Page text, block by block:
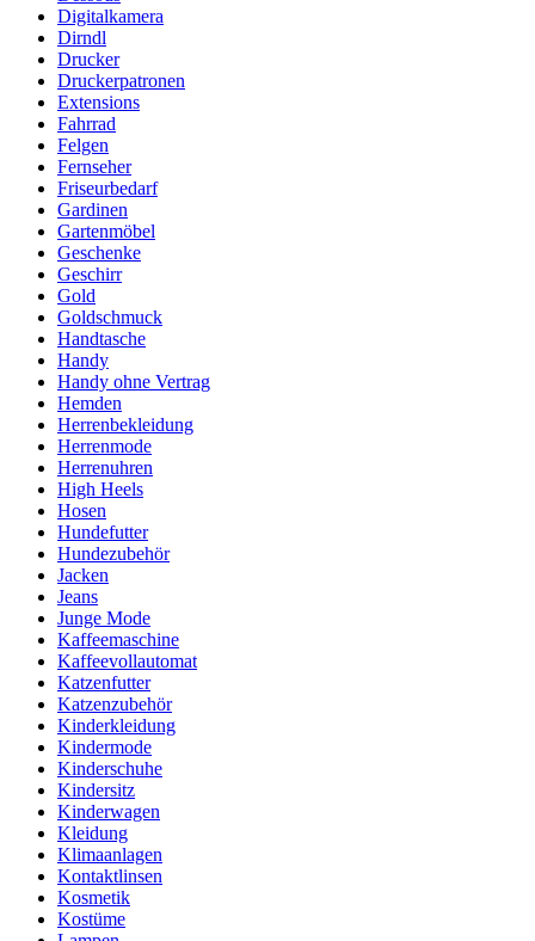
Digitalkamera
Dirndl
Drucker
Druckerpatronen
Extensions
Fahrrad
Felgen
Fernseher
Friseurbedarf
Gardinen
Gartenmöbel
Geschenke
Geschirr
Gold
Goldschmuck
Handtasche
Handy
Handy ohne Vertrag
Hemden
Herrenbekleidung
Herrenmode
Herrenuhren
High Heels
Hosen
Hundefutter
Hundezubehör
Jacken
Jeans
Junge Mode
Kaffeemaschine
Kaffeevollautomat
Katzenfutter
Katzenzubehör
Kinderkleidung
Kindermode
Kinderschuhe
Kindersitz
Kinderwagen
Kleidung
Klimaanlagen
Kontaktlinsen
Kosmetik
Kostüme